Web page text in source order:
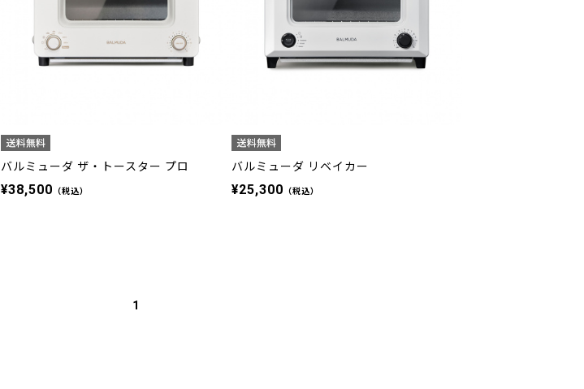
バルミューダ ザ・トースター プロ
¥38,500 （税込）
バルミューダ リベイカー
¥25,300 （税込）
1